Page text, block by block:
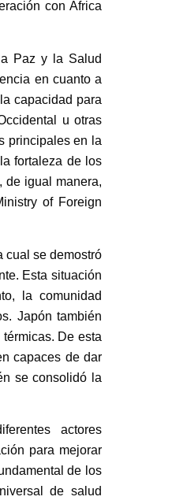
con África
Paz y la Salud
en cuanto a
capacidad para
u otras
principales en la
fortaleza de los
de igual manera,
of Foreign
cual se demostró
Esta situación
la comunidad
Japón también
De esta
capaces de dar
se consolidó la
actores
para mejorar
de los
de salud